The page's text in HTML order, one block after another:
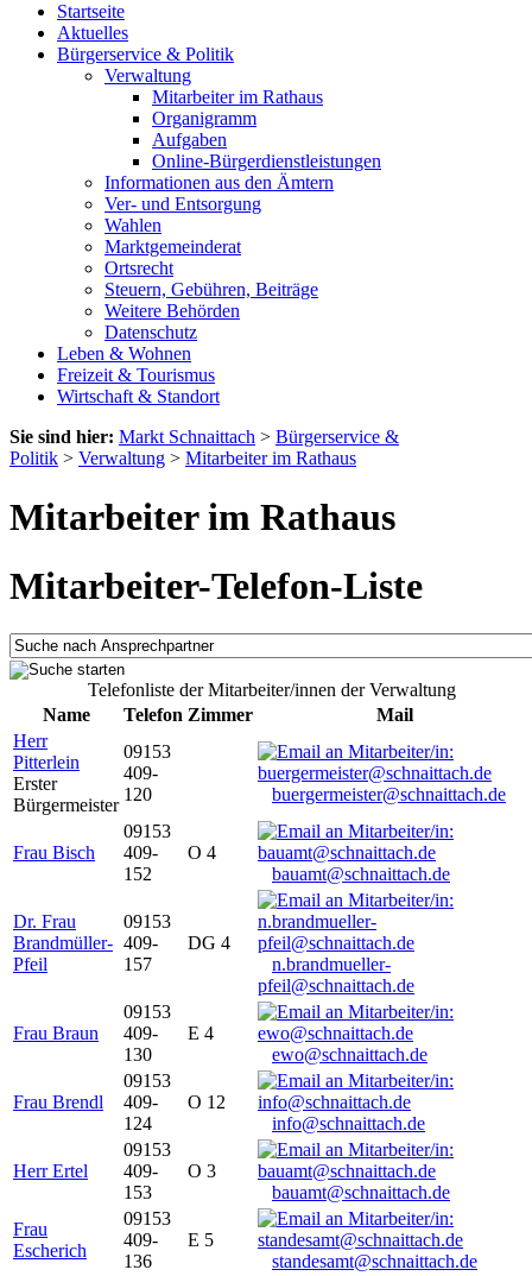
Startseite
Aktuelles
Bürgerservice & Politik
Verwaltung
Mitarbeiter im Rathaus
Organigramm
Aufgaben
Online-Bürgerdienstleistungen
Informationen aus den Ämtern
Ver- und Entsorgung
Wahlen
Marktgemeinderat
Ortsrecht
Steuern, Gebühren, Beiträge
Weitere Behörden
Datenschutz
Leben & Wohnen
Freizeit & Tourismus
Wirtschaft & Standort
Sie sind hier: Markt Schnaittach > Bürgerservice &
Politik > Verwaltung > Mitarbeiter im Rathaus
Mitarbeiter im Rathaus
Mitarbeiter-Telefon-Liste
Telefonliste der Mitarbeiter/innen der Verwaltung
Name
Telefon Zimmer
Mail
Herr
Pitterlein
Erster
Bürgermeister
09153
409-
120
buergermeister@schnaittach.de
Frau Bisch
09153
409-
152
O 4
bauamt@schnaittach.de
Dr. Frau
Brandmüller-
Pfeil
09153
409-
157
DG 4
n.brandmueller-
pfeil@schnaittach.de
Frau Braun
09153
409-
130
E 4
ewo@schnaittach.de
Frau Brendl
09153
409-
124
O 12
info@schnaittach.de
Herr Ertel
09153
409-
153
O 3
bauamt@schnaittach.de
Frau
Escherich
09153
409-
136
E 5
standesamt@schnaittach.de